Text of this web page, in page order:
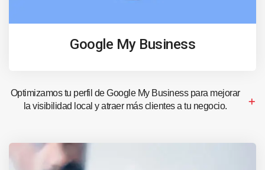
Google My Business
Optimizamos tu perfil de Google My Business para mejorar
la visibilidad local y atraer más clientes a tu negocio.